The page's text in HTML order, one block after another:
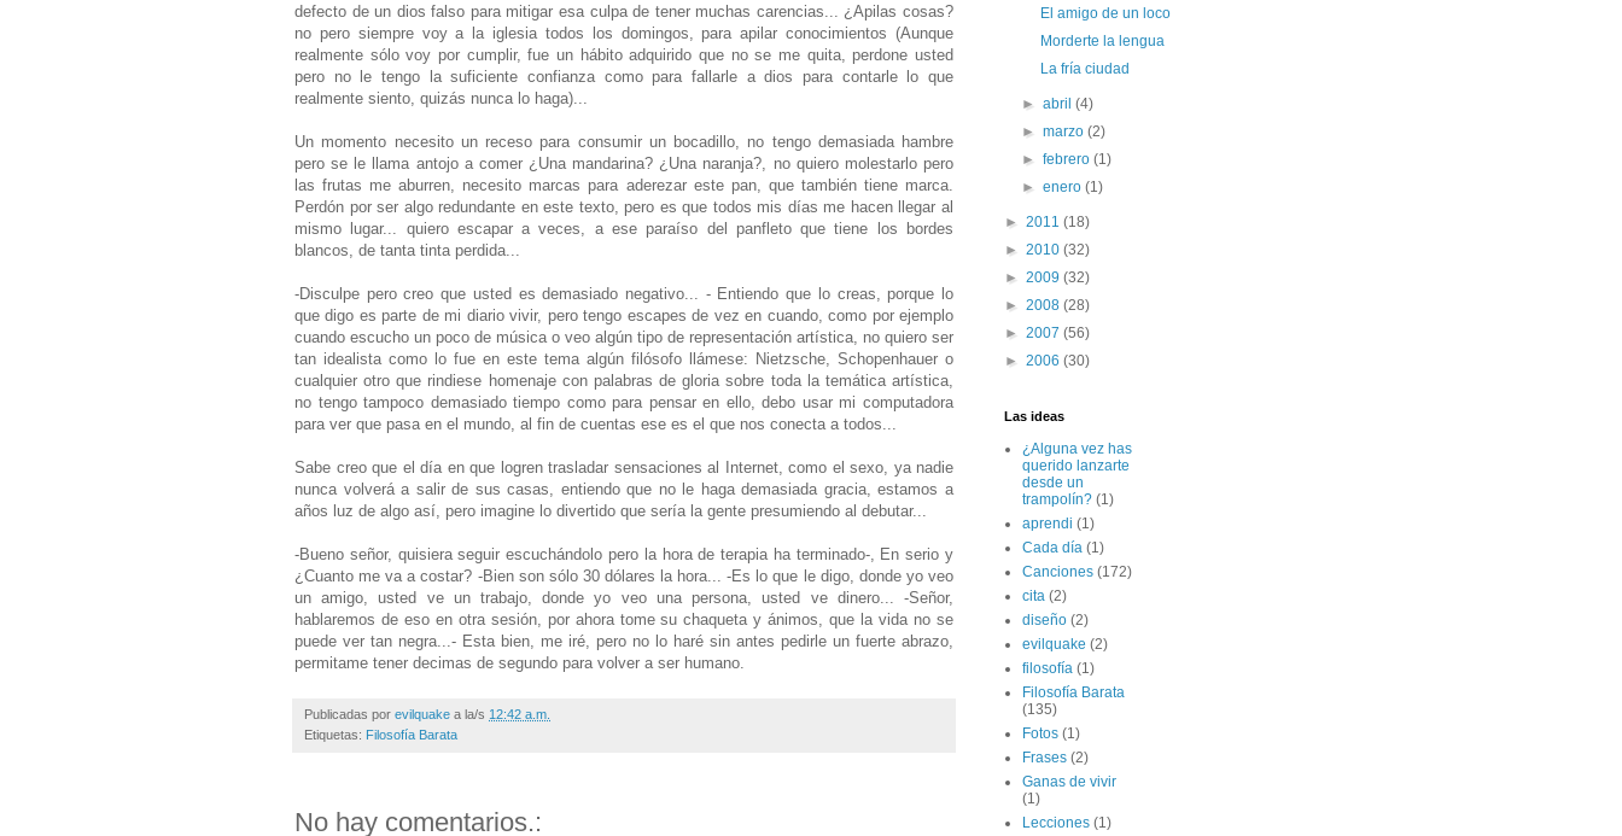
defecto de un dios falso para mitigar esa culpa de tener muchas carencias... ¿Apilas cosas?
no pero siempre voy a la iglesia todos los domingos, para apilar conocimientos (Aunque
realmente sólo voy por cumplir, fue un hábito adquirido que no se me quita, perdone usted
pero no le tengo la suficiente confianza como para fallarle a dios para contarle lo que
realmente siento, quizás nunca lo haga)...
Un momento necesito un receso para consumir un bocadillo, no tengo demasiada hambre
pero se le llama antojo a comer ¿Una mandarina? ¿Una naranja?, no quiero molestarlo pero
las frutas me aburren, necesito marcas para aderezar este pan, que también tiene marca.
Perdón por ser algo redundante en este texto, pero es que todos mis días me hacen llegar al
mismo lugar... quiero escapar a veces, a ese paraíso del panfleto que tiene los bordes
blancos, de tanta tinta perdida...
-Disculpe pero creo que usted es demasiado negativo... - Entiendo que lo creas, porque lo
que digo es parte de mi diario vivir, pero tengo escapes de vez en cuando, como por ejemplo
cuando escucho un poco de música o veo algún tipo de representación artística, no quiero ser
tan idealista como lo fue en este tema algún filósofo llámese: Nietzsche, Schopenhauer o
cualquier otro que rindiese homenaje con palabras de gloria sobre toda la temática artística,
no tengo tampoco demasiado tiempo como para pensar en ello, debo usar mi computadora
para ver que pasa en el mundo, al fin de cuentas ese es el que nos conecta a todos...
Sabe creo que el día en que logren trasladar sensaciones al Internet, como el sexo, ya nadie
nunca volverá a salir de sus casas, entiendo que no le haga demasiada gracia, estamos a
años luz de algo así, pero imagine lo divertido que sería la gente presumiendo al debutar...
-Bueno señor, quisiera seguir escuchándolo pero la hora de terapia ha terminado-, En serio y
¿Cuanto me va a costar? -Bien son sólo 30 dólares la hora... -Es lo que le digo, donde yo veo
un amigo, usted ve un trabajo, donde yo veo una persona, usted ve dinero... -Señor,
hablaremos de eso en otra sesión, por ahora tome su chaqueta y ánimos, que la vida no se
puede ver tan negra...- Esta bien, me iré, pero no lo haré sin antes pedirle un fuerte abrazo,
permitame tener decimas de segundo para volver a ser humano.
Publicadas por evilquake a la/s 12:42 a.m.
Etiquetas: Filosofía Barata
No hay comentarios.:
El amigo de un loco
Morderte la lengua
La fría ciudad
►abril(4)
►marzo(2)
►febrero(1)
►enero(1)
► 2011 (18)
► 2010 (32)
► 2009 (32)
► 2008 (28)
► 2007 (56)
► 2006 (30)
Las ideas
¿Alguna vez has
querido lanzarte
desde un
trampolín? (1)
aprendi (1)
Cada día (1)
Canciones (172)
cita (2)
diseño (2)
evilquake (2)
filosofía (1)
Filosofía Barata
(135)
Fotos (1)
Frases (2)
Ganas de vivir
(1)
Lecciones (1)